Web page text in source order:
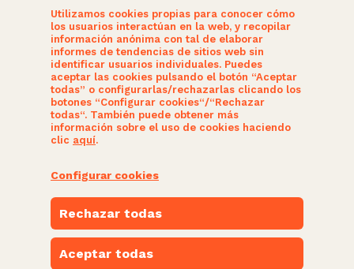
HERRITARRAK GARA
GAUR EGUN
PARTE-HARTU
Utilizamos cookies propias para conocer cómo
los usuarios interactúan en la web, y recopilar
información anónima con tal de elaborar
informes de tendencias de sitios web sin
identificar usuarios individuales. Puedes
aceptar las cookies pulsando el botón “Aceptar
todas” o configurarlas/rechazarlas clicando los
botones “Configurar cookies“/“Rechazar
todas“. También puede obtener más
información sobre el uso de cookies haciendo
clic aquí.
Configurar cookies
Rechazar todas
Aceptar todas